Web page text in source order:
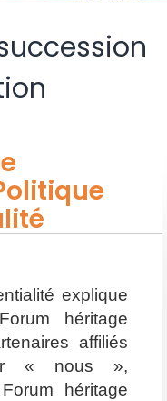
explique
héritage
affiliés
« nous »,
héritage